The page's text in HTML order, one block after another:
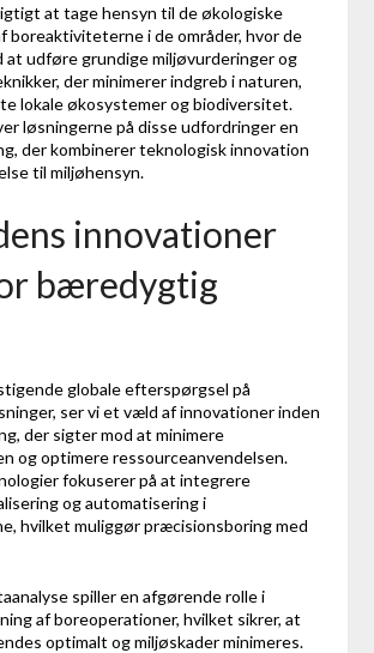
at tage hensyn til de økologiske
boreaktiviteterne i de områder, hvor de
at udføre grundige miljøvurderinger og
der minimerer indgreb i naturen,
lokale økosystemer og biodiversitet.
løsningerne på disse udfordringer en
der kombinerer teknologisk innovation
til miljøhensyn.
innovationer
bæredygtig
globale efterspørgsel på
ser vi et væld af innovationer inden
der sigter mod at minimere
og optimere ressourceanvendelsen.
fokuserer på at integrere
og automatisering i
hvilket muliggør præcisionsboring med
spiller en afgørende rolle i
af boreoperationer, hvilket sikrer, at
optimalt og miljøskader minimeres.